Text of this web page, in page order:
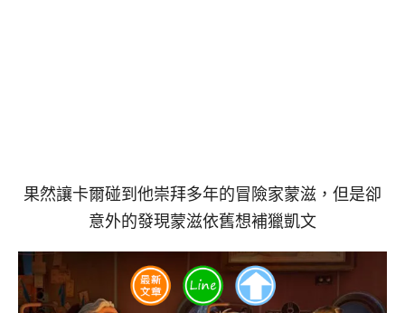
果然讓卡爾碰到他崇拜多年的冒險家蒙滋，但是卻
意外的發現蒙滋依舊想補獵凱文